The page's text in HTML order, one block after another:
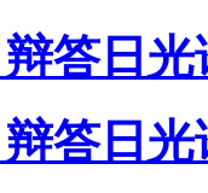
答日
答日